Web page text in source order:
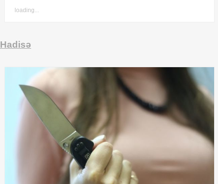
loading...
Hadisə